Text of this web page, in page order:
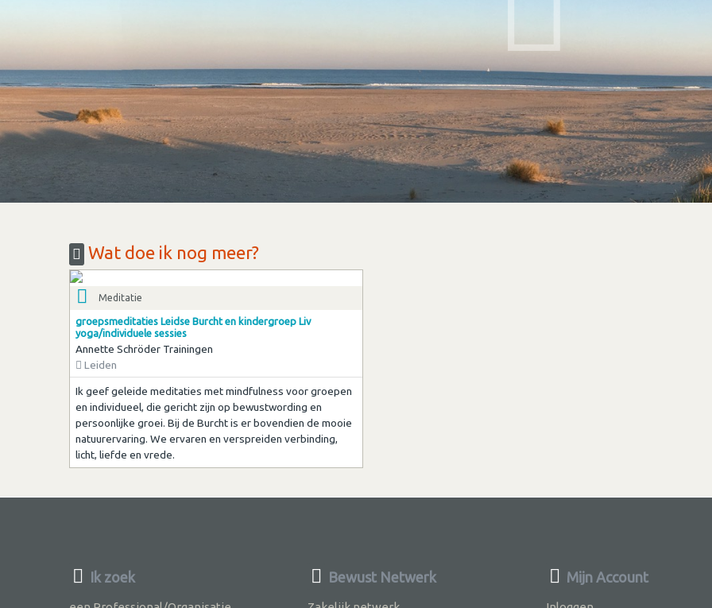
Wat doe ik nog meer?
Meditatie
groepsmeditaties Leidse Burcht en kindergroep Liv
yoga/individuele sessies
Annette Schröder Trainingen
Leiden
Ik geef geleide meditaties met mindfulness voor groepen
en individueel, die gericht zijn op bewustwording en
persoonlijke groei. Bij de Burcht is er bovendien de mooie
natuurervaring. We ervaren en verspreiden verbinding,
licht, liefde en vrede.
Ik zoek Bewust Netwerk Mijn Account